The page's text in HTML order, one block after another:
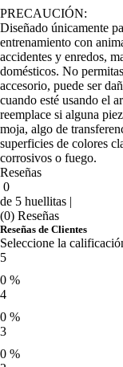
PRECAUCIÓN:
Diseñado únicamente
entrenamiento con
accidentes y enredos,
domésticos. No
accesorio, puede ser
cuando esté usando el
reemplace si alguna
moja, algo de
superficies de colores
corrosivos o fuego.
Reseñas
0
de 5 huellitas |
(0) Reseñas
Reseñas de Clientes
Seleccione la
5
0 %
4
0 %
3
0 %